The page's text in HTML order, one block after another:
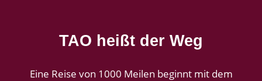
TAO heißt der Weg
Eine Reise von 1000 Meilen beginnt mit dem